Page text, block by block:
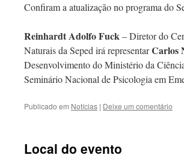
Confiram a atualização no programa do
Reinhardt Adolfo Fuck– Diretor do
Naturais da Seped irá representarCarlos
Desenvolvimento do Ministério da
Seminário Nacional de Psicologia em
Publicado em Notícias | Deixe um comentário
Local do evento